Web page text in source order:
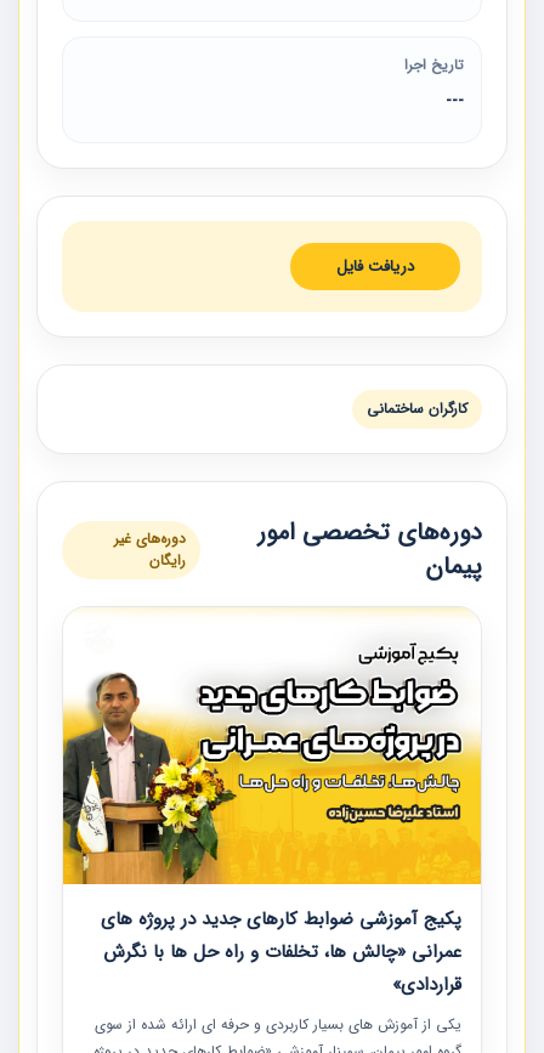
تاریخ اجرا
---
دریافت فایل
کارگران ساختمانی
دوره‌های تخصصی امور
پیمان
دوره‌های غیر
رایگان
پکیج آموزشی ضوابط کارهای جدید در پروژه های
عمرانی «چالش ها، تخلفات و راه حل ها با نگرش
قراردادی»
یکی از آموزش‏‏‏‏‏‏ های بسیار کاربردی و حرفه‏ ای ارائه شده از سوی